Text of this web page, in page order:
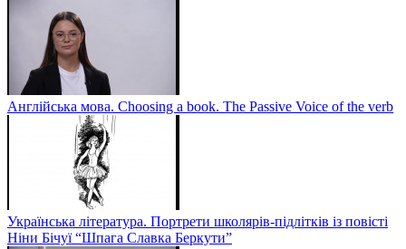
Англійська мова. Choosing a book. The Passive Voice of the verb
Українська література. Портрети школярів-підлітків із повісті
Ніни Бічуї “Шпага Славка Беркути”